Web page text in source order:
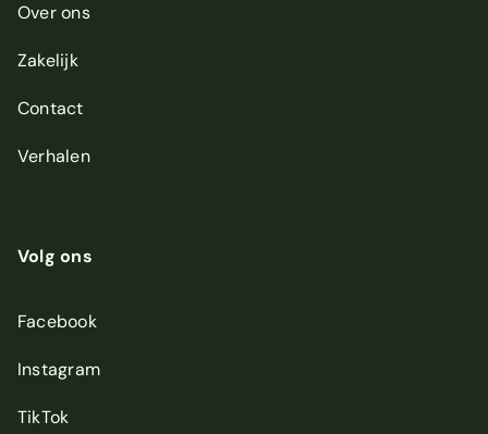
Over ons
Zakelijk
Contact
Verhalen
Volg ons
Facebook
Instagram
TikTok